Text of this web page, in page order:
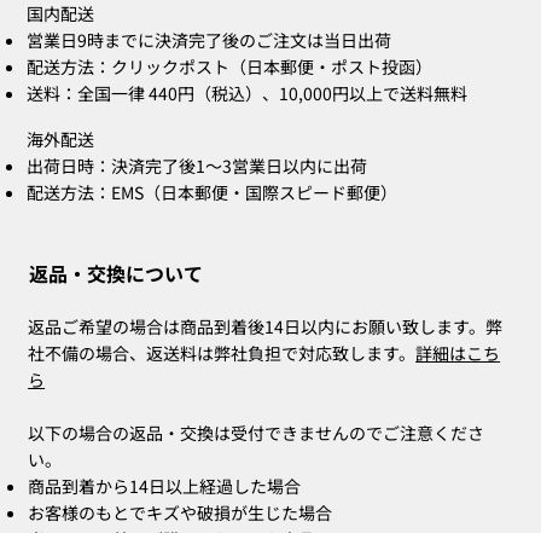
国内配送
営業日9時までに決済完了後のご注文は当日出荷
配送方法：クリックポスト（日本郵便・ポスト投函）
送料：全国一律 440円（税込）、10,000円以上で送料無料
海外配送
出荷日時：決済完了後1〜3営業日以内に出荷
配送方法：EMS（日本郵便・国際スピード郵便）
返品・交換について
返品ご希望の場合は商品到着後14日以内にお願い致します。弊
社不備の場合、返送料は弊社負担で対応致します。詳細はこち
ら
以下の場合の返品・交換は受付できませんのでご注意くださ
い。
商品到着から14日以上経過した場合
お客様のもとでキズや破損が生じた場合